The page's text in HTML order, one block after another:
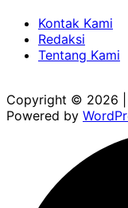
Kontak Kami
Redaksi
Tentang Kami
Copyright © 2026
Powered by